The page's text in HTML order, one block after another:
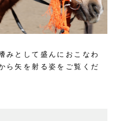
みとして盛んにおこなわ
ら矢を射る姿をご覧くだ